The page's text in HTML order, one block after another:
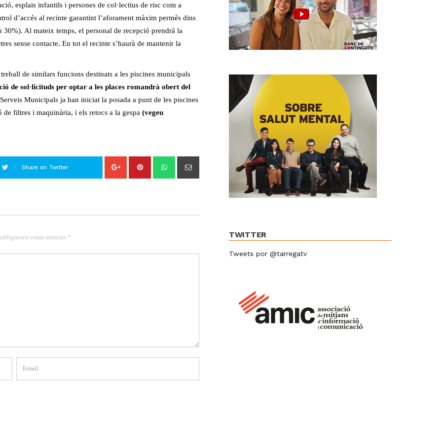
esplais infantils i persones de col·lectius de risc com a
d’accés al recinte garantint l’aforament màxim permès dins
30%). Al mateix temps, el personal de recepció prendrà la
sense contacte. En tot el recinte s’haurà de mantenir la
de similars funcions destinats a les piscines municipals
de sol·licituds per optar a les places romandrà obert del
Municipals ja han iniciat la posada a punt de les piscines
filtres i maquinària, i els retocs a la gespa (vegeu
Share on Twitter
estan marcats * TWITTER
Tweets por @tarregatv